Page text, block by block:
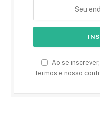
Ao se
termos e nosso